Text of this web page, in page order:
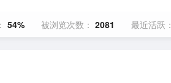
54% 被浏览次数： 2081 最近活跃：